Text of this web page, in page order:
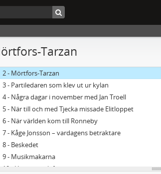
Tarzan
talet
talet
talet
2 - Mörtfors-Tarzan
3 - Partiledaren som klev ut ur kylan
4 - Några dagar i november med Jan Troell
5 - När till och med Tjecka missade Elitloppet
6 - När världen kom till Ronneby
7 - Kåge Jonsson – vardagens betraktare
8 - Beskedet
9 - Musikmakarna
10 - Hej och tack för mig